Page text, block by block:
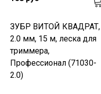
ЗУБР ВИТОЙ КВАДРАТ,
2.0 мм, 15 м, леска для
триммера,
Профессионал (71030-
2.0)